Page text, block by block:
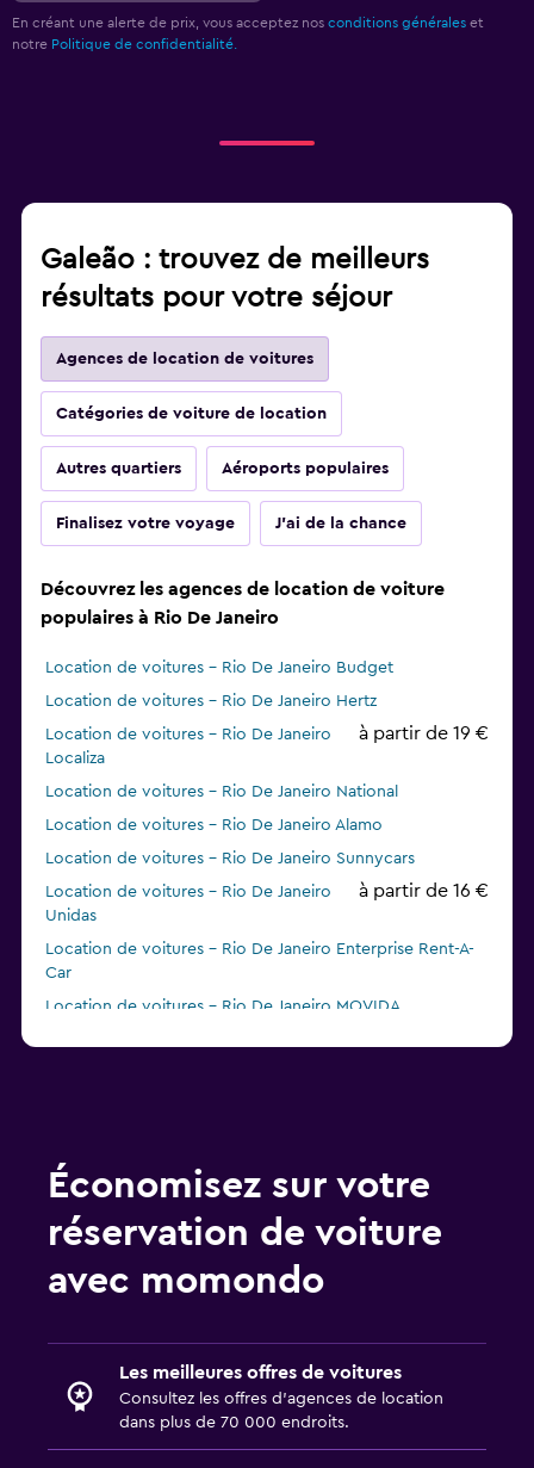
En créant une alerte de prix, vous acceptez nos conditions générales et
notre Politique de confidentialité.
Galeão : trouvez de meilleurs
résultats pour votre séjour
Agences de location de voitures
Catégories de voiture de location
Autres quartiers Aéroports populaires
Finalisez votre voyage J'ai de la chance
Découvrez les agences de location de voiture
populaires à Rio De Janeiro
Location de voitures - Rio De Janeiro Budget
Location de voitures - Rio De Janeiro Hertz
Location de voitures - Rio De Janeiro
Localiza
à partir de 19 €
Location de voitures - Rio De Janeiro National
Location de voitures - Rio De Janeiro Alamo
Location de voitures - Rio De Janeiro Sunnycars
Location de voitures - Rio De Janeiro
Unidas
à partir de 16 €
Location de voitures - Rio De Janeiro Enterprise Rent-A-
Car
Location de voitures - Rio De Janeiro MOVIDA
Économisez sur votre
réservation de voiture
avec momondo
Les meilleures offres de voitures
Consultez les offres d’agences de location
dans plus de 70 000 endroits.